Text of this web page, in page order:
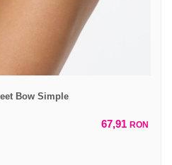
Bow Simple
67,91 RON